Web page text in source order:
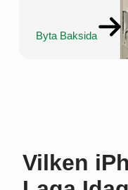
Byta Baksida
Vilken